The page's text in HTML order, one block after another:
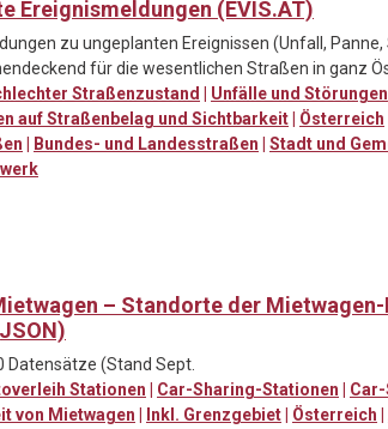
Ereignismeldungen (EVIS.AT)
zu ungeplanten Ereignissen (Unfall,
für die wesentlichen Straßen in ganz
Straßenzustand | Unfälle und Störungen
auf Straßenbelag und Sichtbarkeit| Österreich
| Bundes- und Landesstraßen | Stadt und
– Standorte der
Datensätze (Stand Sept.
Stationen | Car-Sharing-Stationen |
von Mietwagen | Inkl. Grenzgebiet| Österreich |